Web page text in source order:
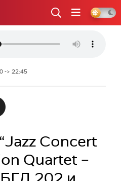
-> 22:45
Concert
Quartet –